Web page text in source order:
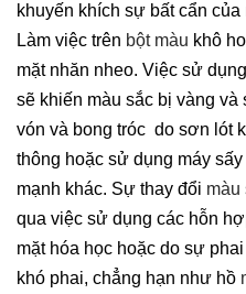
khuyến khích sự bất cẩn
Làm việc trên bột màu khô
mặt nhăn nheo. Việc sử
sẽ khiến màu sắc bị vàng
vón và bong tróc do sơn lót
thông hoặc sử dụng máy
mạnh khác. Sự thay đổi màu
qua việc sử dụng các hỗn
mặt hóa học hoặc do sự phai
khó phai, chẳng hạn như hồ